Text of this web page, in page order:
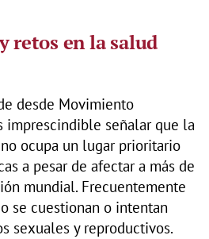
retos en la salud
desde Movimiento
imprescindible señalar que la
ocupa un lugar prioritario
a pesar de afectar a más de
mundial. Frecuentemente
se cuestionan o intentan
sexuales y reproductivos.